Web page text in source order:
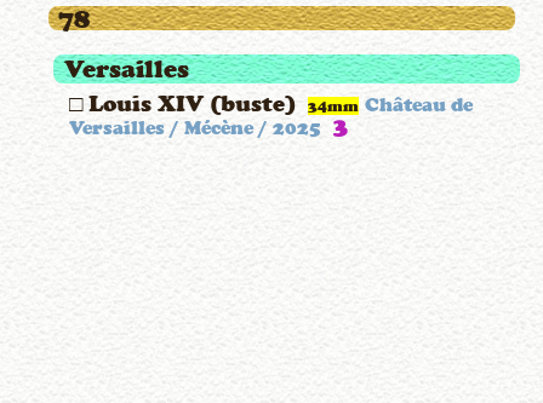
78
Versailles
□ Louis XIV (buste) 34mm Château de
Versailles / Mécène / 2025 3